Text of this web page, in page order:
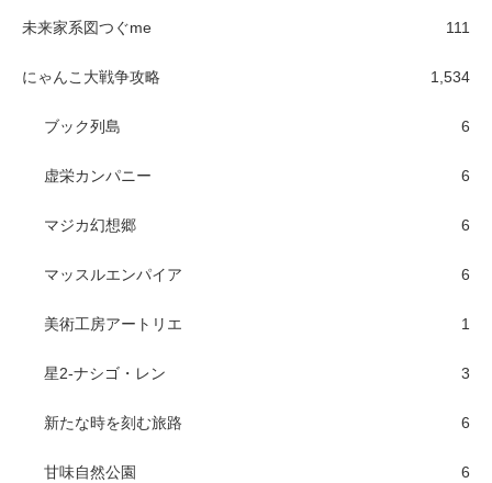
未来家系図つぐme 111
にゃんこ大戦争攻略 1,534
ブック列島 6
虚栄カンパニー 6
マジカ幻想郷 6
マッスルエンパイア 6
美術工房アートリエ 1
星2-ナシゴ・レン 3
新たな時を刻む旅路 6
甘味自然公園 6